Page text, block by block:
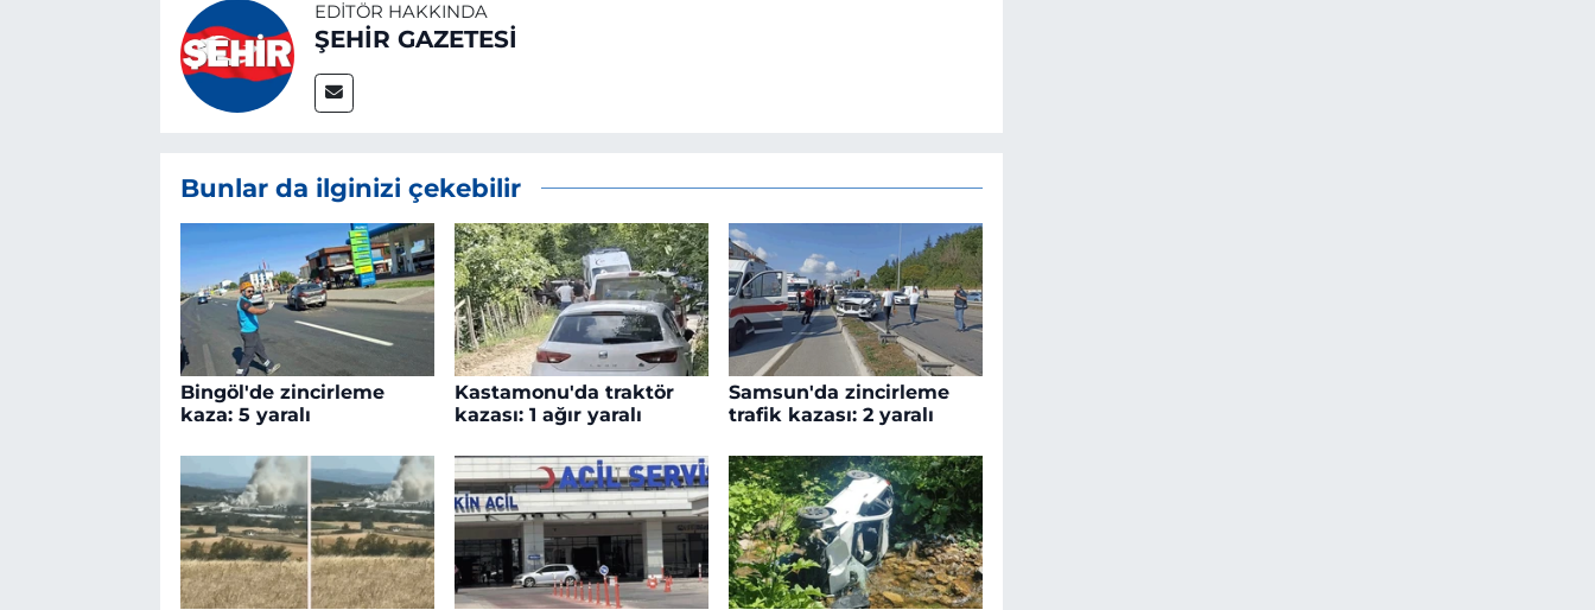
EDITÖR HAKKINDA
ŞEHİR GAZETESİ
Bunlar da ilginizi çekebilir
Bingöl'de zincirleme
kaza: 5 yaralı
Kastamonu'da traktör
kazası: 1 ağır yaralı
Samsun'da zincirleme
trafik kazası: 2 yaralı